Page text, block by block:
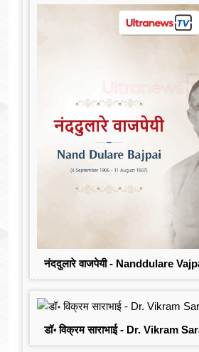
नंददुलारे वाजपेयी - Nanddulare
डॉ॰ विक्रम साराभाई - Dr. Vikram